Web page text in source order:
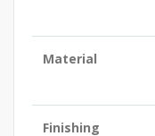
Material
Finishing